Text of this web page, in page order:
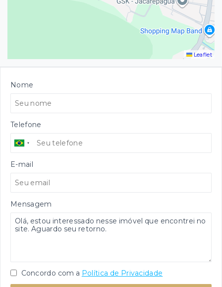
Leaflet
Nome
Telefone
E-mail
Mensagem
Concordo com a Política de Privacidade